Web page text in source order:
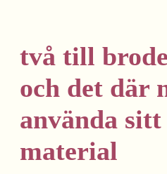
två till
och det där
använda sitt
material